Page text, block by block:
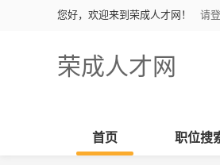
您好，欢迎来到荣成人才网！ 请
荣成人才网
首页 职位搜